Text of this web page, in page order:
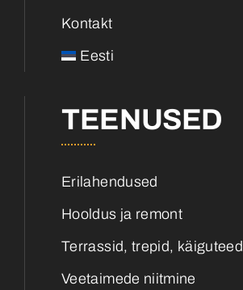
Kontakt
Eesti
TEENUSED
Erilahendused
Hooldus ja remont
Terrassid, trepid, käiguteed
Veetaimede niitmine